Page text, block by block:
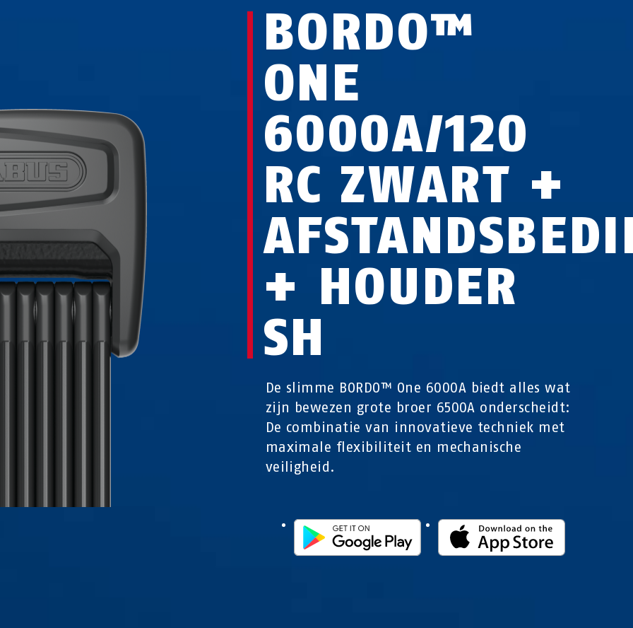
BORDO™
ONE
6000A/120
RC ZWART +
+ HOUDER
SH
De slimme BORDO™ One 6000A biedt alles wat
zijn bewezen grote broer 6500A onderscheidt:
De combinatie van innovatieve techniek met
maximale flexibiliteit en mechanische
veiligheid.